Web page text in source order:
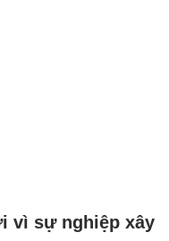
vì sự nghiệp xây